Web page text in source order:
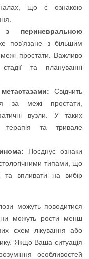
що є ознакою
з периневральною
пов’язане з більшим
простати. Важливо
та плануванні
Свідчить
за межі простати,
вузли. У таких
терапія та тривале
Поєднує ознаки
типами, що
та впливати на вибір
можуть поводитися
можуть рости менш
схем лікування або
Якщо Ваша ситуація
особливостей